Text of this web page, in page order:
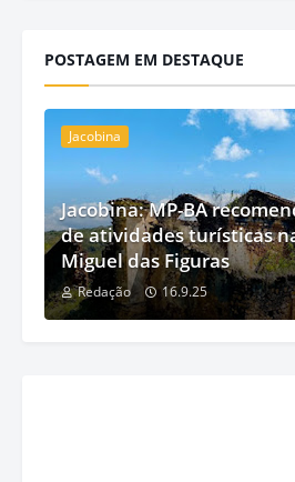
POSTAGEM EM DESTAQUE
Jacobina
Jacobina: MP-BA
de atividades turísticas
Miguel das Figuras
Redação 16.9.25